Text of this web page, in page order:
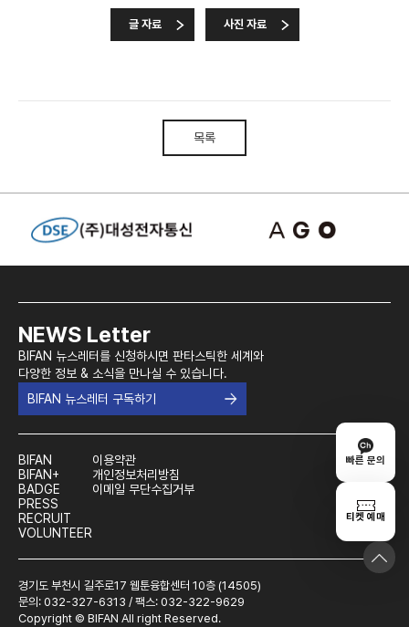
빠른 문의
티켓 예매
글 자료 사진 자료
목록
NEWS Letter
BIFAN 뉴스레터를 신청하시면 판타스틱한 세계와
다양한 정보 & 소식을 만나실 수 있습니다.
BIFAN 뉴스레터 구독하기
BIFAN
BIFAN+
BADGE
PRESS
RECRUIT
VOLUNTEER
이용약관
개인정보처리방침
이메일 무단수집거부
경기도 부천시 길주로17 웹툰융합센터 10층 (14505)
문의: 032-327-6313 / 팩스: 032-322-9629
Copyright © BIFAN All right Reserved.